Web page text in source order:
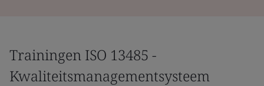
Trainingen ISO 13485 -
Kwaliteitsmanagementsysteem